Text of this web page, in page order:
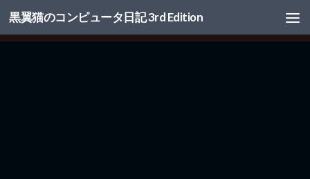
コンテンツへスキップ
黒翼猫のコンピュータ日記 3rd Edition